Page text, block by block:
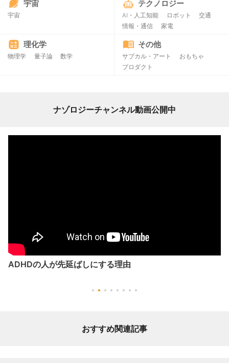
宇宙
宇宙
テクノロジー
AI・人工知能 ロボット
交通
情報・通信
家電
理化学
物理学 量子論 数学
その他
サブカル・アート
おもちゃ
プロダクト
ナゾロジーチャンネル動画公開中
ADHDの人が先延ばしにする理由
おすすめ関連記事